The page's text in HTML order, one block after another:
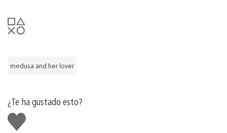
medusa and her lover
¿Te ha gustado esto?
Me
gusta